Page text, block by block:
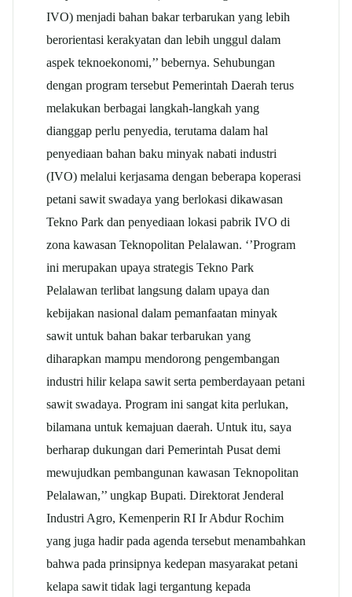
IVO) menjadi bahan bakar terbarukan yang lebih
berorientasi kerakyatan dan lebih unggul dalam
aspek teknoekonomi,’’ bebernya. Sehubungan
dengan program tersebut Pemerintah Daerah terus
melakukan berbagai langkah-langkah yang
dianggap perlu penyedia, terutama dalam hal
penyediaan bahan baku minyak nabati industri
(IVO) melalui kerjasama dengan beberapa koperasi
petani sawit swadaya yang berlokasi dikawasan
Tekno Park dan penyediaan lokasi pabrik IVO di
zona kawasan Teknopolitan Pelalawan. ‘’Program
ini merupakan upaya strategis Tekno Park
Pelalawan terlibat langsung dalam upaya dan
kebijakan nasional dalam pemanfaatan minyak
sawit untuk bahan bakar terbarukan yang
diharapkan mampu mendorong pengembangan
industri hilir kelapa sawit serta pemberdayaan petani
sawit swadaya. Program ini sangat kita perlukan,
bilamana untuk kemajuan daerah. Untuk itu, saya
berharap dukungan dari Pemerintah Pusat demi
mewujudkan pembangunan kawasan Teknopolitan
Pelalawan,’’ ungkap Bupati. Direktorat Jenderal
Industri Agro, Kemenperin RI Ir Abdur Rochim
yang juga hadir pada agenda tersebut menambahkan
bahwa pada prinsipnya kedepan masyarakat petani
kelapa sawit tidak lagi tergantung kepada